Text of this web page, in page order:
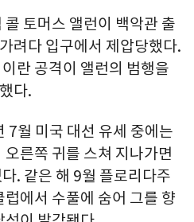
토머스 앨런이 백악관 출
려다 입구에서 제압당했다.
란 공격이 앨런의 범행을
다.
7월 미국 대선 유세 중에는
른쪽 귀를 스쳐 지나가면
. 같은 해 9월 플로리다주
에서 수풀에 숨어 그를 향